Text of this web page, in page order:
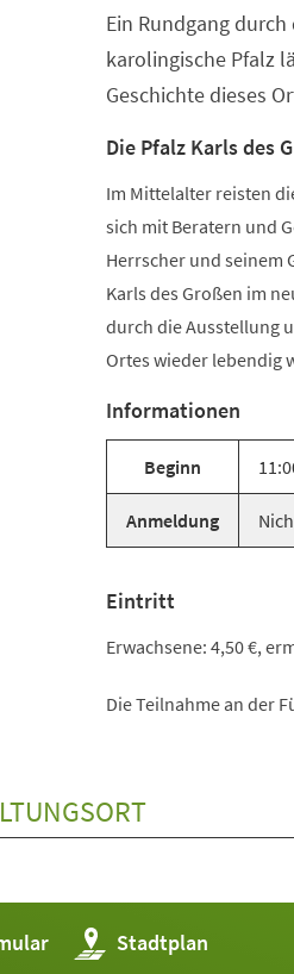
Ein Rundgang
karolingische Pfalz
Geschichte dieses
Die Pfalz Karls des
Im Mittelalter reisten
sich mit Beratern und
Herrscher und seinem
Karls des Großen im
durch die Ausstellung
Ortes wieder lebendig
Informationen
Beginn
Anmeldung
Eintritt
Erwachsene: 4,50 €,
Die Teilnahme an der
Stadtplan
(Öffnet
in